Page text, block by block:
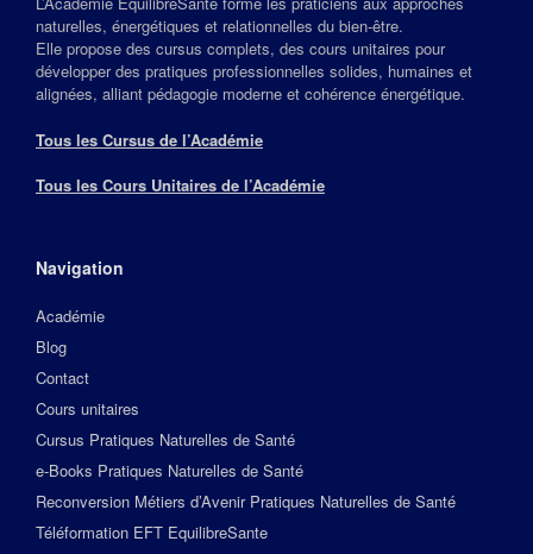
naturelles, énergétiques et relationnelles du bien‑être.
Elle propose des cursus complets, des cours unitaires pour
développer des pratiques professionnelles solides, humaines et
alignées, alliant pédagogie moderne et cohérence énergétique.
Tous les Cursus de l’Académie
Tous les Cours Unitaires de l’Académie
Navigation
Académie
Blog
Contact
Cours unitaires
Cursus Pratiques Naturelles de Santé
e-Books Pratiques Naturelles de Santé
Reconversion Métiers d’Avenir Pratiques Naturelles de Santé
Téléformation EFT EquilibreSante